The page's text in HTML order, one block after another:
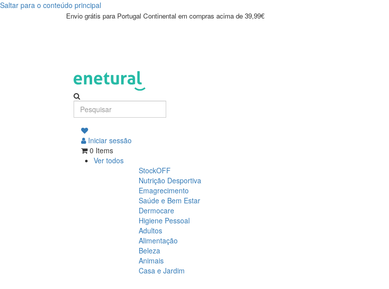
Saltar para o conteúdo principal
Envio grátis para Portugal Continental em compras acima de 39,99€
Iniciar sessão
0 Items
Ver todos
StockOFF
Nutrição Desportiva
Emagrecimento
Saúde e Bem Estar
Dermocare
Higiene Pessoal
Adultos
Alimentação
Beleza
Animais
Casa e Jardim